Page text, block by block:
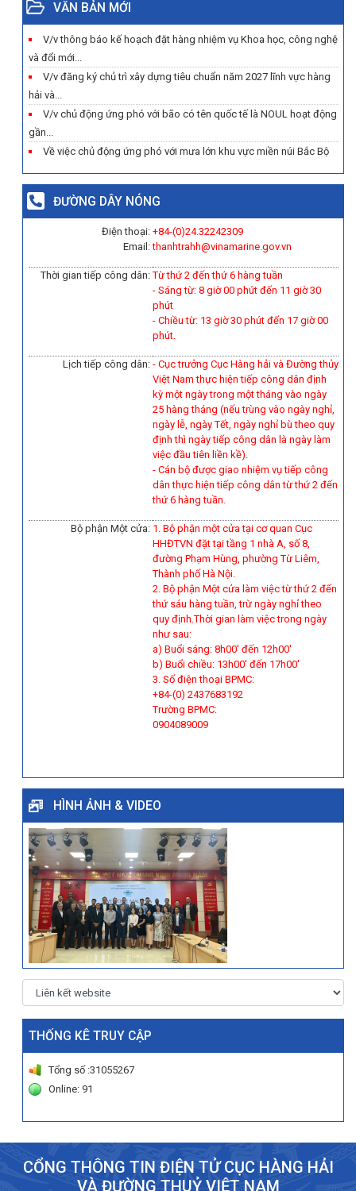
VĂN BẢN MỚI
V/v thông báo kế hoạch đặt hàng nhiệm vụ Khoa học, công nghệ
và đổi mới...
V/v đăng ký chủ trì xây dựng tiêu chuẩn năm 2027 lĩnh vực hàng
hải và...
V/v chủ động ứng phó với bão có tên quốc tế là NOUL hoạt động
gần...
Về việc chủ động ứng phó với mưa lớn khu vực miền núi Bắc Bộ
ĐƯỜNG DÂY NÓNG
Điện thoại:
Email:
+84-(0)24.32242309
thanhtrahh@vinamarine.gov.vn
Thời gian tiếp công dân:Từ thứ 2 đến thứ 6 hàng tuần
- Sáng từ: 8 giờ 00 phút đến 11 giờ 30
phút
- Chiều từ: 13 giờ 30 phút đến 17 giờ 00
phút.
Lịch tiếp công dân: - Cục trưởng Cục Hàng hải và Đường thủy
Việt Nam thực hiện tiếp công dân định
kỳ một ngày trong một tháng vào ngày
25 hàng tháng (nếu trùng vào ngày nghỉ,
ngày lễ, ngày Tết, ngày nghỉ bù theo quy
định thì ngày tiếp công dân là ngày làm
việc đầu tiên liền kề).
- Cán bộ được giao nhiệm vụ tiếp công
dân thực hiện tiếp công dân từ thứ 2 đến
thứ 6 hàng tuần.
Bộ phận Một cửa: 1. Bộ phận một cửa tại cơ quan Cục
HHĐTVN đặt tại tầng 1 nhà A, số 8,
đường Phạm Hùng, phường Từ Liêm,
Thành phố Hà Nội.
2. Bộ phận Một cửa làm việc từ thứ 2 đến
thứ sáu hàng tuần, trừ ngày nghỉ theo
quy định.Thời gian làm việc trong ngày
như sau:
a) Buổi sáng: 8h00' đến 12h00'
b) Buổi chiều: 13h00' đến 17h00'
3. Số điện thoại BPMC:
+84-(0) 2437683192
Trường BPMC:
0904089009
HÌNH ẢNH & VIDEO
THỐNG KÊ TRUY CẬP
Tổng số :31055267
Online: 91
CỔNG THÔNG TIN ĐIỆN TỬ CỤC HÀNG HẢI
VÀ ĐƯỜNG THUỶ VIỆT NAM